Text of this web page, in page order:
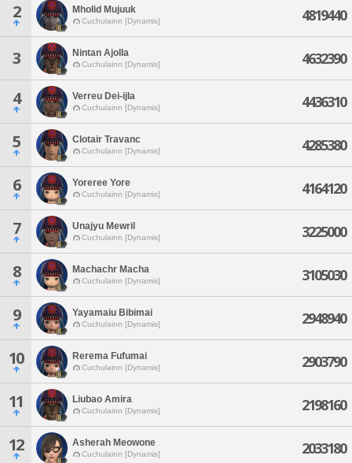
2 Mholid Mujuuk
Cuchulainn [Dynamis] 4819440
3 Nintan Ajolla
Cuchulainn [Dynamis] 4632390
4 Verreu Dei-ijla
Cuchulainn [Dynamis] 4436310
5 Clotair Travanc
Cuchulainn [Dynamis] 4285380
6 Yoreree Yore
Cuchulainn [Dynamis] 4164120
7 Unajyu Mewril
Cuchulainn [Dynamis] 3225000
8 Machachr Macha
Cuchulainn [Dynamis] 3105030
9 Yayamaiu Bibimai
Cuchulainn [Dynamis] 2948940
10 Rerema Fufumai
Cuchulainn [Dynamis] 2903790
11 Liubao Amira
Cuchulainn [Dynamis] 2198160
12 Asherah Meowone
Cuchulainn [Dynamis] 2033180